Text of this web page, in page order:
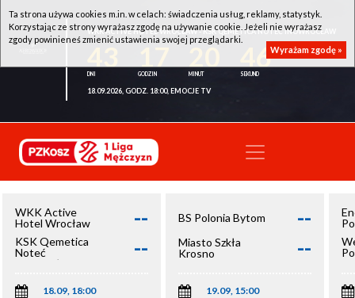
WKK ACTIVE HOTEL WROCŁAW - KSK QEMETICA NOTEĆ INOWROCŁAW
46
18.09.2026, GODZ. 18:00, EMOCJE TV
WKK Active
Hotel Wrocław
--
KSK Qemetica
Noteć
Inowrocław
--
18.09, 18:00
BS Polonia Bytom --
Miasto Szkła
Krosno
--
19.09, 15:00
Ta strona używa cookies m.in. w celach: świadczenia usług, reklamy, statystyk.
Korzystając ze strony wyrażasz zgodę na używanie cookie. Jeżeli nie wyrażasz
zgody powinieneś zmienić ustawienia swojej przeglądarki.
Wyrażam zgodę »